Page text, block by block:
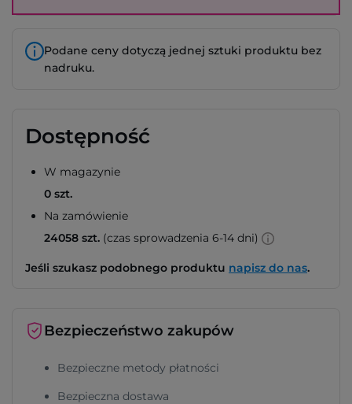
Podane ceny dotyczą jednej sztuki produktu bez
nadruku.
Dostępność
W magazynie
0 szt.
Na zamówienie
24058 szt. (czas sprowadzenia 6-14 dni)
Jeśli szukasz podobnego produktu napisz do nas.
Bezpieczeństwo zakupów
Bezpieczne metody płatności
Bezpieczna dostawa